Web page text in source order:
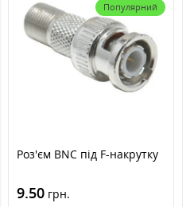
Популярний
Роз'єм BNC під F-накрутку
9.50 грн.